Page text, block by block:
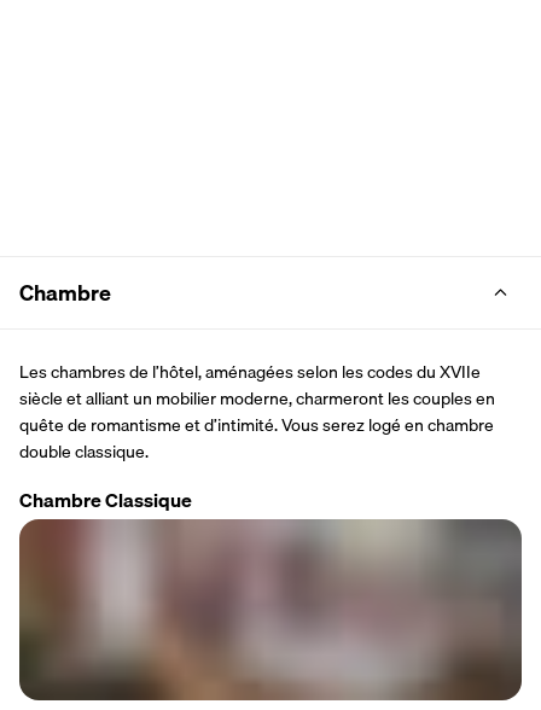
Chambre
Les chambres de l’hôtel, aménagées selon les codes du XVIIe
siècle et alliant un mobilier moderne, charmeront les couples en
quête de romantisme et d’intimité. Vous serez logé en chambre
double classique.
Chambre Classique